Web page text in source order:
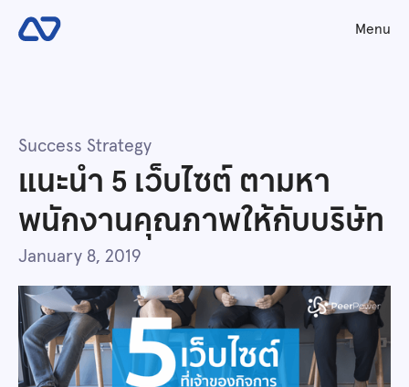
Menu
Success Strategy
แนะนำ 5 เว็บไซต์ ตามหา
พนักงานคุณภาพให้กับบริษัท
January 8, 2019